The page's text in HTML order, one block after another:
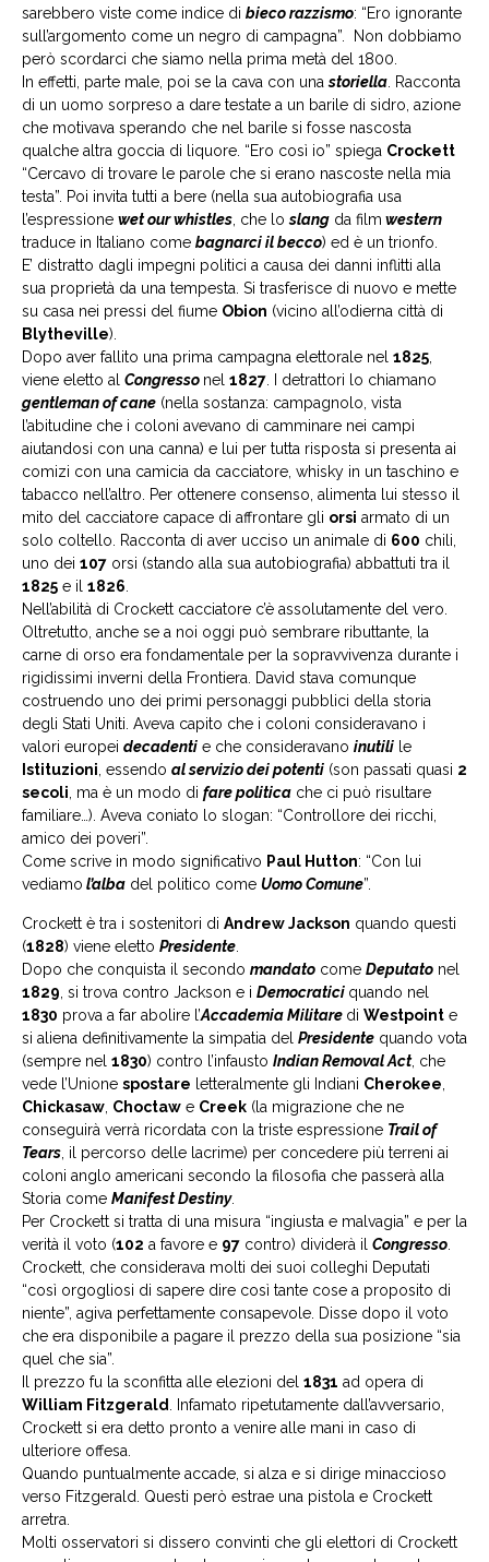
sarebbero viste come indice di bieco razzismo: “Ero ignorante
sull’argomento come un negro di campagna”. Non dobbiamo
però scordarci che siamo nella prima metà del 1800.
In effetti, parte male, poi se la cava con unastoriella . Racconta
di un uomo sorpreso a dare testate a un barile di sidro, azione
che motivava sperando che nel barile si fosse nascosta
qualche altra goccia di liquore. “Ero così io” spiega Crockett
“Cercavo di trovare le parole che si erano nascoste nella mia
testa”. Poi invita tutti a bere (nella sua autobiografia usa
l’espressione wet our whistles , che loslang da film western
traduce in Italiano come bagnarci il becco) ed è un trionfo.
E’ distratto dagli impegni politici a causa dei danni inflitti alla
sua proprietà da una tempesta. Si trasferisce di nuovo e mette
su casa nei pressi del fiume Obion (vicino all’odierna città di
Blytheville).
Dopo aver fallito una prima campagna elettorale nel 1825
viene eletto al Congresso nel 1827 . I detrattori lo chiamano
gentleman of cane (nella sostanza: campagnolo, vista
l’abitudine che i coloni avevano di camminare nei campi
aiutandosi con una canna) e lui per tutta risposta si presenta ai
comizi con una camicia da cacciatore, whisky in un taschino e
tabacco nell’altro. Per ottenere consenso, alimenta lui stesso il
mito del cacciatore capace di affrontare gli orsi armato di un
solo coltello. Racconta di aver ucciso un animale di 600 chili,
uno dei 107 orsi (stando alla sua autobiografia) abbattuti tra il
1825 e il 1826
Nell’abilità di Crockett cacciatore c’è assolutamente del vero.
Oltretutto, anche se a noi oggi può sembrare ributtante, la
carne di orso era fondamentale per la sopravvivenza durante i
rigidissimi inverni della Frontiera. David stava comunque
costruendo uno dei primi personaggi pubblici della storia
degli Stati Uniti. Aveva capito che i coloni consideravano i
valori europei decadenti e che consideravano inutili le
Istituzioni , essendo al servizio dei potenti (son passati quasi 2
secoli , ma è un modo di fare politica che ci può risultare
familiare…). Aveva coniato lo slogan: “Controllore dei ricchi,
amico dei poveri”.
Come scrive in modo significativo Paul Hutton: “Con lui
vediamo l’alba del politico come Uomo Comune”.
Crockett è tra i sostenitori di Andrew Jackson quando questi
(1828) viene eletto Presidente
Dopo che conquista il secondo mandato come Deputato nel
1829 , si trova contro Jackson e i Democratici quando nel
1830 prova a far abolire l’AccademiaMilitare di Westpoint e
si aliena definitivamente la simpatia del Presidente quando vota
(sempre nel 1830) contro l’infausto Indian Removal Act, che
vede l’Unione spostare letteralmente gli Indiani Cherokee
Chickasaw Choctaw e Creek (la migrazione che ne
conseguirà verrà ricordata con la triste espressione Trail of
Tears , il percorso delle lacrime) per concedere più terreni ai
coloni anglo americani secondo la filosofia che passerà alla
Storia come Manifest Destiny.
Per Crockett si tratta di una misura “ingiusta e malvagia” e per la
verità il voto (102 a favore e 97 contro) dividerà il Congresso
Crockett, che considerava molti dei suoi colleghi Deputati
“così orgogliosi di sapere dire così tante cose a proposito di
niente”, agiva perfettamente consapevole. Disse dopo il voto
che era disponibile a pagare il prezzo della sua posizione “sia
quel che sia”.
Il prezzo fu la sconfitta alle elezioni del 1831 ad opera di
William Fitzgerald
. Infamato ripetutamente dall’avversario,
Crockett si era detto pronto a venire alle mani in caso di
ulteriore offesa.
Quando puntualmente accade, si alza e si dirige minaccioso
verso Fitzgerald. Questi però estrae una pistola e Crockett
arretra.
Molti osservatori si dissero convinti che gli elettori di Crockett